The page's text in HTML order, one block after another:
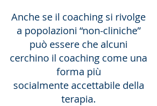
Anche se il coaching si rivolge
a popolazioni “non-cliniche”
può essere che alcuni
cerchino il coaching come una
forma più
socialmente accettabile della
terapia.